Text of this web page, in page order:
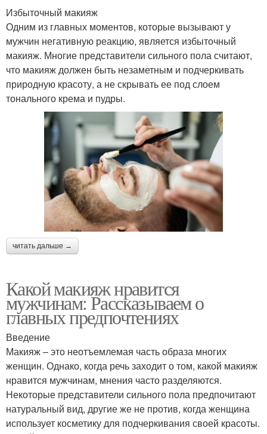
Избыточный макияж
Одним из главных моментов, которые вызывают у
мужчин негативную реакцию, является избыточный
макияж. Многие представители сильного пола считают,
что макияж должен быть незаметным и подчеркивать
природную красоту, а не скрывать ее под слоем
тонального крема и пудры.
читать дальше →
Какой макияж нравится
мужчинам: Рассказываем о
главных предпочтениях
Введение
Макияж – это неотъемлемая часть образа многих
женщин. Однако, когда речь заходит о том, какой макияж
нравится мужчинам, мнения часто разделяются.
Некоторые представители сильного пола предпочитают
натуральный вид, другие же не против, когда женщина
использует косметику для подчеркивания своей красоты.